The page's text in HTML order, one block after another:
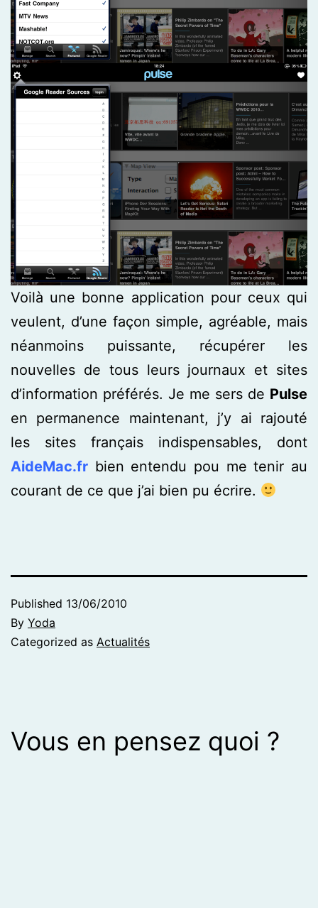
Voilà une bonne application pour ceux qui
veulent, d’une façon simple, agréable, mais
néanmoins puissante, récupérer les
nouvelles de tous leurs journaux et sites
d’information préférés. Je me sers de Pulse
en permanence maintenant, j’y ai rajouté
les sites français indispensables, dont
AideMac.fr bien entendu pou me tenir au
courant de ce que j’ai bien pu écrire.
Published 13/06/2010
By Yoda
Categorized as Actualités
Vous en pensez quoi ?